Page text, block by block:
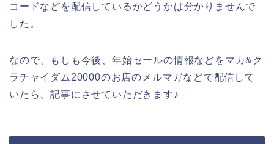
コードなどを配信しているかどうかは分かりませんで
した。
なので、もしも今後、年始セールの情報などをマカ&ク
ラチャイダム20000のお店のメルマガなどで配信して
いたら、記事にさせていただきます♪